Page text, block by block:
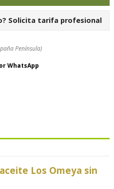
Solicita tarifa profesional
Península)
WhatsApp
Los Omeya sin